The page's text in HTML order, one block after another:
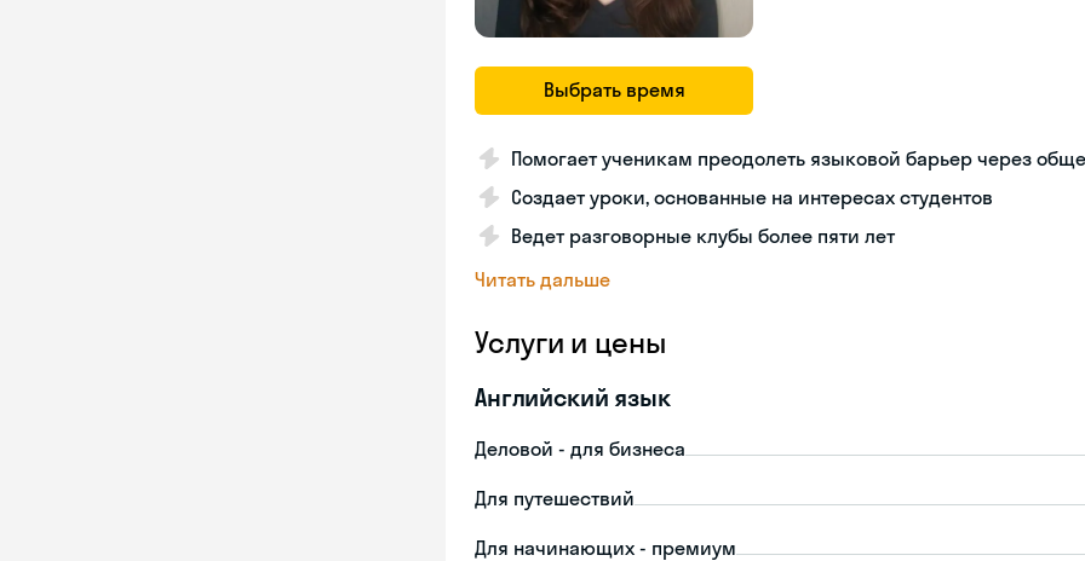
Выбрать время
Помогает ученикам преодолеть языковой барьер через
Создает уроки, основанные на интересах студентов
Ведет разговорные клубы более пяти лет
Читать дальше
Услуги и цены
Английский язык
Деловой - для бизнеса
Для путешествий
Для начинающих - премиум